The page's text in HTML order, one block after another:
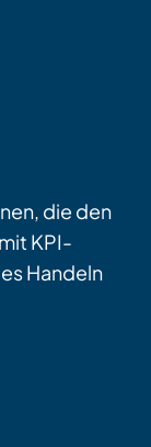
die den
KPI-
Handeln